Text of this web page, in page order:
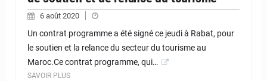
6 août 2020
Un contrat programme a été signé ce jeudi à Rabat, pour
le soutien et la relance du secteur du tourisme au
Maroc.Ce contrat programme, qui…
SAVOIR PLUS